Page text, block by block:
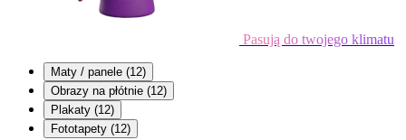
Pasują do twojego klimatu
Maty / panele (12)
Obrazy na płótnie (12)
Plakaty (12)
Fototapety (12)